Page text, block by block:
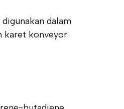
dalam
karet konveyor